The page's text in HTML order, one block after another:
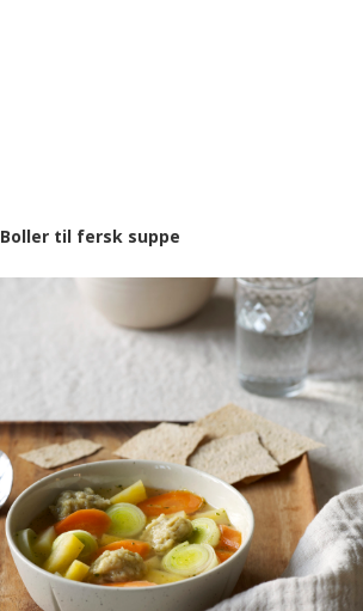
Boller til fersk suppe